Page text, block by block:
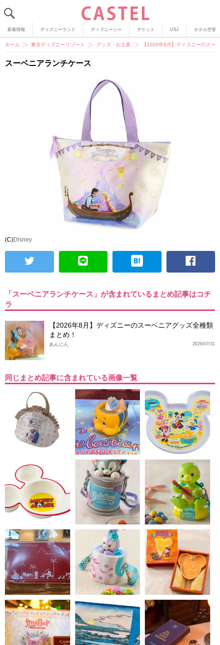
新着情報 ディズニーランド ディズニーシー チケット USJ ホテル空室
ホーム 東京ディズニーリゾート グッズ・お土産 【2026年8月】ディズニーのスー
スーベニアランチケース
(C)Disney
「スーベニアランチケース」が含まれているまとめ記事はコチ
ラ
【2026年8月】ディズニーのスーベニアグッズ全種類
まとめ！
2026/07/31
あんにん
同じまとめ記事に含まれている画像一覧